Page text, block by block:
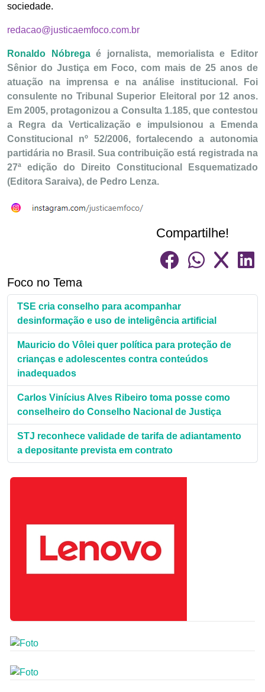
sociedade.
redacao@justicaemfoco.com.br
Ronaldo Nóbregaé jornalista, memorialista e Editor
Sênior do Justiça em Foco, com mais de 25 anos de
atuação na imprensa e na análise institucional. Foi
consulente no Tribunal Superior Eleitoral por 12 anos.
Em 2005, protagonizou a Consulta 1.185, que contestou
a Regra da Verticalização e impulsionou a Emenda
Constitucional nº 52/2006, fortalecendo a autonomia
partidária no Brasil. Sua contribuição está registrada na
27ª edição do Direito Constitucional Esquematizado
(Editora Saraiva), de Pedro Lenza.
Compartilhe!
Foco no Tema
TSE cria conselho para acompanhar
desinformação e uso de inteligência artificial
Mauricio do Vôlei quer política para proteção de
crianças e adolescentes contra conteúdos
inadequados
Carlos Vinícius Alves Ribeiro toma posse como
conselheiro do Conselho Nacional de Justiça
STJ reconhece validade de tarifa de adiantamento
a depositante prevista em contrato